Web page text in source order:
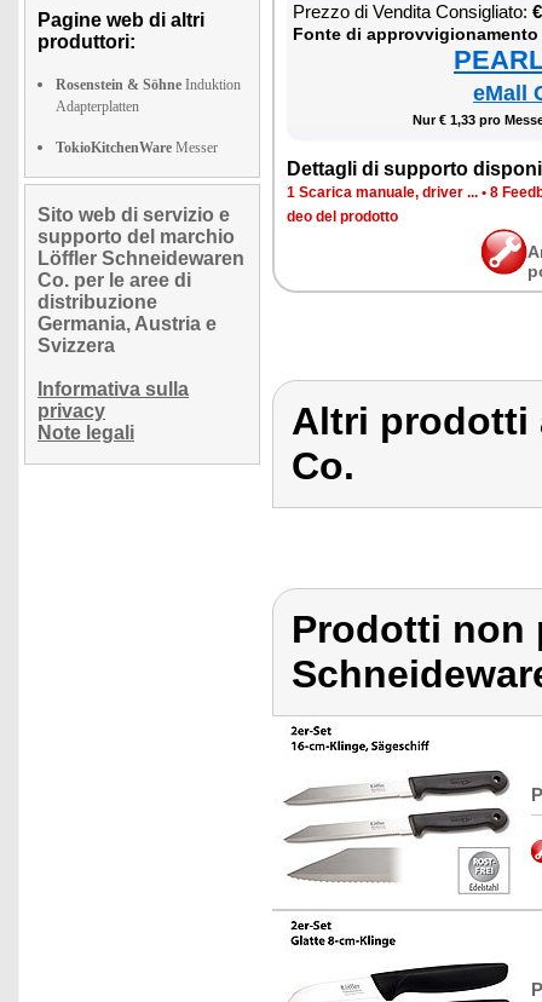
Pagine web di altri
produttori:
Rosenstein & Söhne Induktion
Adapterplatten
TokioKitchenWare Messer
Sito web di servizio e
supporto del marchio
Löffler Schneidewaren
Co. per le aree di
distribuzione
Germania, Austria e
Svizzera
Informativa sulla
privacy
Note legali
Prez­zo di Ven­di­ta Con­si­glia­to:
Fon­te di ap­prov­vi­gio­na­men­to
eMall
Nur € 1,33 pro
Det­ta­gli di sup­por­to
1 Sca­ri­ca ma­nua­le, dri­ver ... • 8
deo del pro­dot­to
Altri prodotti
Co.
Prodotti